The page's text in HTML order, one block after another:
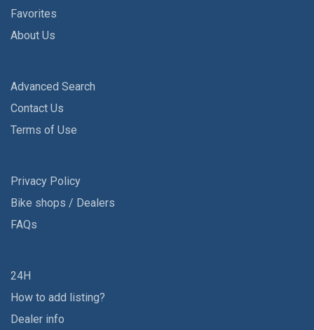
Favorites
About Us
Advanced Search
Contact Us
Terms of Use
Privacy Policy
Bike shops / Dealers
FAQs
24H
How to add listing?
Dealer info